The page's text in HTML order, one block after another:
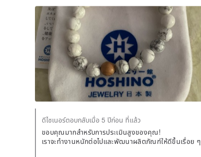
ดีไซเนอร์ตอบกลับเมื่อ 5 ปีก่อน ที่แล้ว
ขอบคุณมากสำหรับการประเมินสูงของคุณ!
เราจะทำงานหนักต่อไปและพัฒนาผลิตภัณฑ์ให้ดีขึ้นเรื่อย ๆ